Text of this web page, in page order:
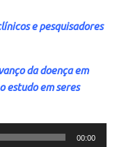
e pesquisadores
da doença em
estudo em seres
00:00